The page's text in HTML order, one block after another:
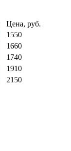
Цена, руб.
1550
1660
1740
1910
2150